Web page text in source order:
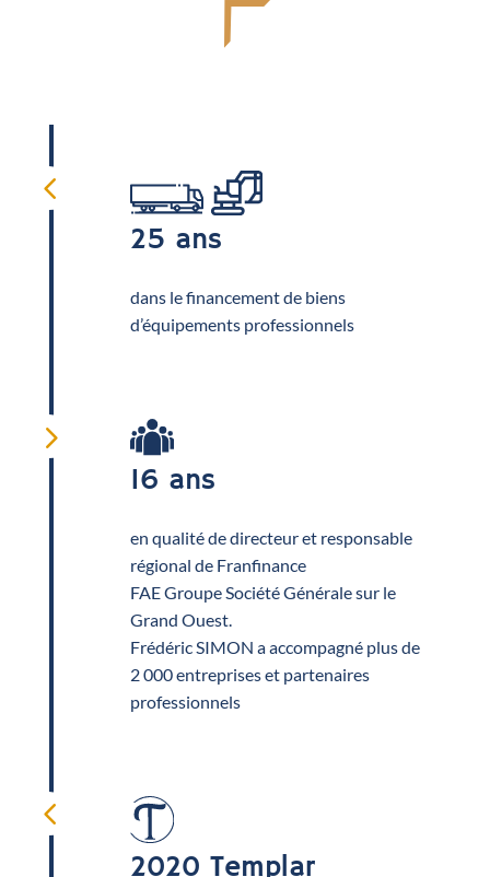
4
25 ans
dans le financement de biens
d’équipements professionnels
5
16 ans
en qualité de directeur et responsable
régional de Franfinance
FAE Groupe Société Générale sur le
Grand Ouest.
Frédéric SIMON a accompagné plus de
2 000 entreprises et partenaires
professionnels
4
2020 Templar